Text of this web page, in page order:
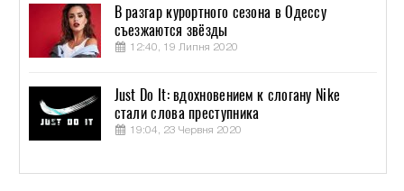
В разгар курортного сезона в Одессу
съезжаются звёзды
12:40, 19 Липня 2020
Just Do It: вдохновением к слогану Nike
стали слова преступника
19:04, 23 Червня 2020